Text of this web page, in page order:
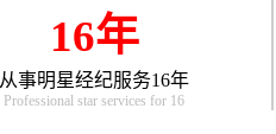
16年
从事明星经纪服务16年
Professional star services for 16